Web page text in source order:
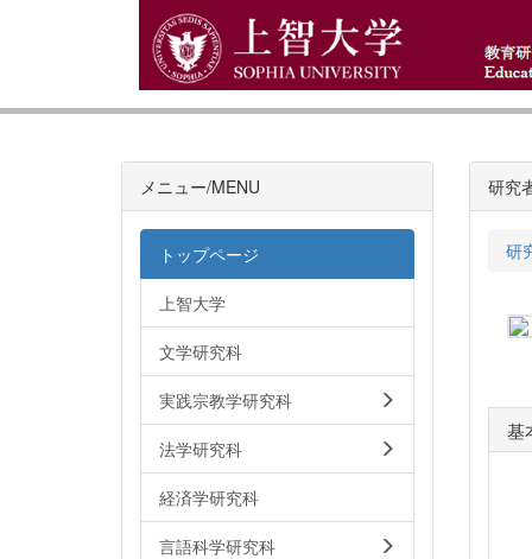
研究
研
基
メニュー/MENU
トップページ
上智大学
文学研究科
実践宗教学研究科
法学研究科
経済学研究科
言語科学研究科